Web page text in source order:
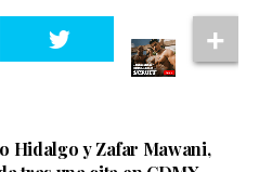
Hidalgo y Zafar Mawani,